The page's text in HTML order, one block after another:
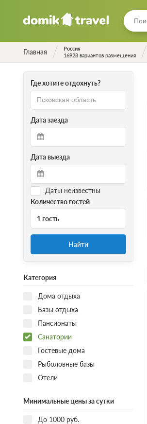
Главная
Россия
16928 вариантов размещения
Где хотите отдохнуть?
Дата заезда
Дата выезда
Даты неизвестны
Количество гостей
1 гость
Найти
Категория
Дома отдыха
Базы отдыха
Пансионаты
Санатории
Гостевые дома
Рыболовные базы
Отели
Минимальные цены за сутки
До 1000 руб.